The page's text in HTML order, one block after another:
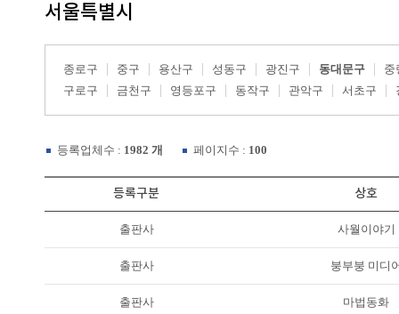
서울특별시
종로구 중구 용산구 성동구 광진구 동대문구
중
구로구
금천구 영등포구 동작구 관악구 서초구
등록업체수 : 1982 개 페이지수 : 100
등록구분 상호
출판사 사월이야기
출판사 붕부붕 미디
출판사 마법동화